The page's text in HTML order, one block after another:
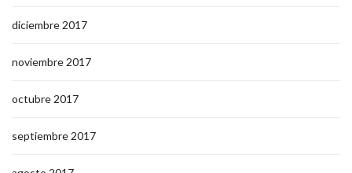
diciembre 2017
noviembre 2017
octubre 2017
septiembre 2017